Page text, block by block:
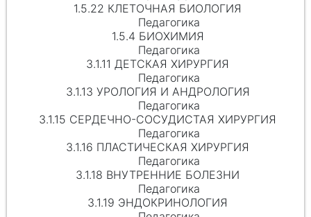
1.5.22 КЛЕТОЧНАЯ БИОЛОГИЯ
Педагогика
1.5.4 БИОХИМИЯ
Педагогика
3.1.11 ДЕТСКАЯ ХИРУРГИЯ
Педагогика
3.1.13 УРОЛОГИЯ И АНДРОЛОГИЯ
Педагогика
3.1.15 СЕРДЕЧНО-СОСУДИСТАЯ ХИРУРГИЯ
Педагогика
3.1.16 ПЛАСТИЧЕСКАЯ ХИРУРГИЯ
Педагогика
3.1.18 ВНУТРЕННИЕ БОЛЕЗНИ
Педагогика
3.1.19 ЭНДОКРИНОЛОГИЯ